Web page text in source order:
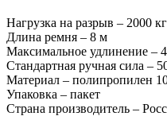
Нагрузка на разрыв – 2000 кг
Длина ремня – 8 м
Максимальное удлинение –
Стандартная ручная сила –
Материал – полипропилен
Упаковка – пакет
Страна производитель –